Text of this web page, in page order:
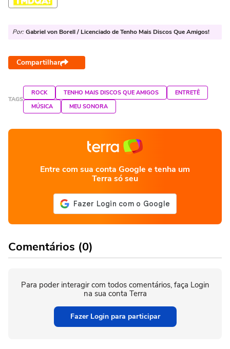
Por: Gabriel von Borell / Licenciado de Tenho Mais Discos Que Amigos!
Compartilhar
TAGS
ROCK TENHO MAIS DISCOS QUE AMIGOS
ENTRETÊ
MÚSICA
MEU SONORA
Entre com sua conta Google e tenha um
Terra só seu
Comentários (0)
Para poder interagir com todos comentários, faça Login
na sua conta Terra
Fazer Login para participar